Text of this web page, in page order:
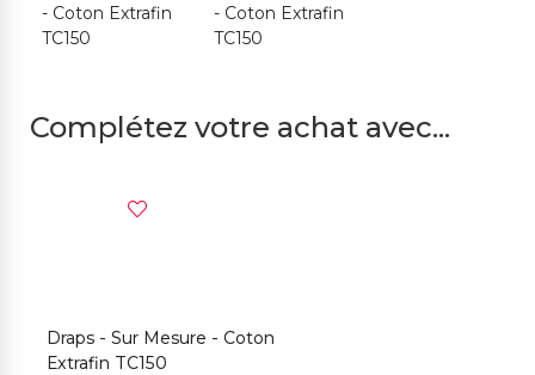
Complétez votre achat avec...
Draps - Sur Mesure - Coton
Extrafin TC150